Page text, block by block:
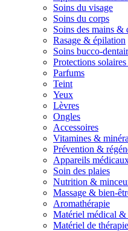
Soins du visage
Soins du corps
Soins des mains &
Rasage & épilation
Soins bucco-
Protections
Parfums
Teint
Yeux
Lèvres
Ongles
Accessoires
Vitamines &
Prévention &
Appareils
Soin des plaies
Nutrition &
Massage & bien-
Aromathérapie
Matériel médical &
Matériel de thérapie